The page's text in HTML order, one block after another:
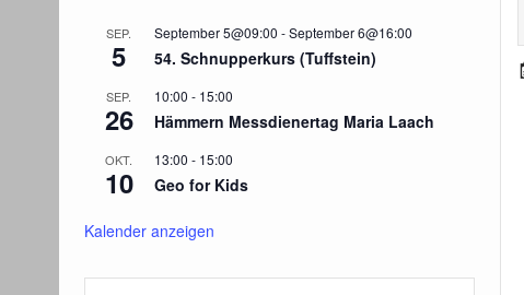
SEP.
5
September 5@09:00 -September 6@16:00
54. Schnupperkurs (Tuffstein)
SEP.
26
10:00 - 15:00
Hämmern Messdienertag Maria Laach
OKT.
10
13:00 - 15:00
Geo for Kids
Kalender anzeigen